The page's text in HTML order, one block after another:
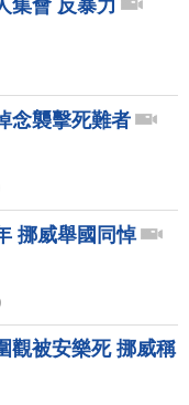
集會 反暴力
念襲擊死難者
挪威舉國同悼
觀被安樂死 挪威稱